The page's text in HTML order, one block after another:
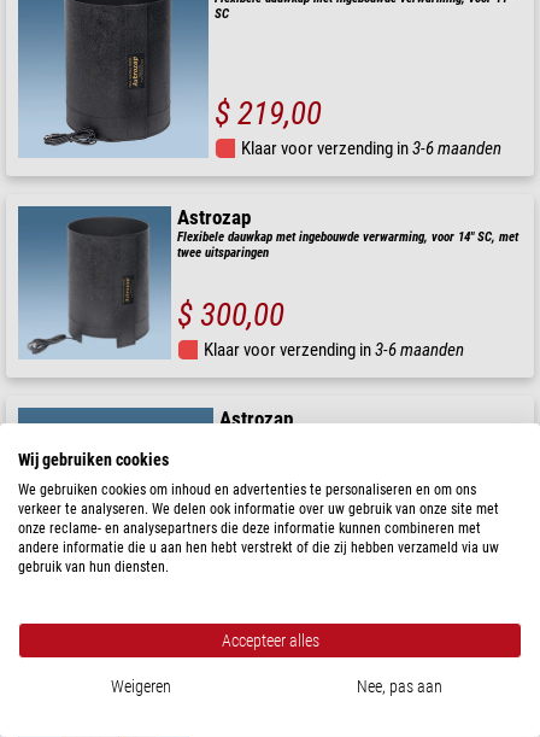
SC
$ 219,00
Klaar voor verzending in3-6 maanden
Astrozap
Flexibele dauwkap met ingebouwde verwarming, voor 14" SC, met
twee uitsparingen
$ 300,00
Klaar voor verzending in3-6 maanden
Astrozap
$ 173,00
Astrozap
Flexibele dauwkap met ingebouwde verwarming, voor
Wij gebruiken cookies
We gebruiken cookies om inhoud en advertenties te personaliseren en om ons
verkeer te analyseren. We delen ook informatie over uw gebruik van onze site met
onze reclame- en analysepartners die deze informatie kunnen combineren met
andere informatie die u aan hen hebt verstrekt of die zij hebben verzameld via uw
gebruik van hun diensten.
Accepteer alles
Weigeren Nee, pas aan